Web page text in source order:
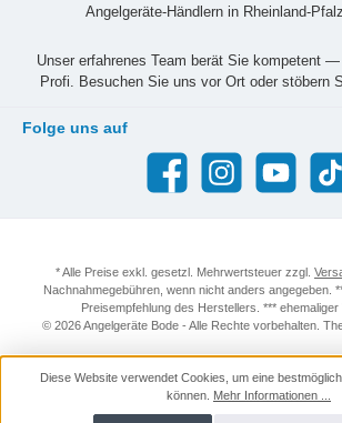
Angelgeräte-Händlern in Rheinland-
Unser erfahrenes Team berät Sie kompetent
Profi. Besuchen Sie uns vor Ort oder stöbern
Folge uns auf
Facebook Instagram YouTube TikTok
* Alle Preise exkl. gesetzl. Mehrwertsteuer zzgl.
Nachnahmegebühren, wenn nicht anders angegeben.
Preisempfehlung des Herstellers. ***
© 2026 Angelgeräte Bode - Alle Rechte vorbehalten.
Diese Website verwendet Cookies, um eine
können. Mehr Informationen ...